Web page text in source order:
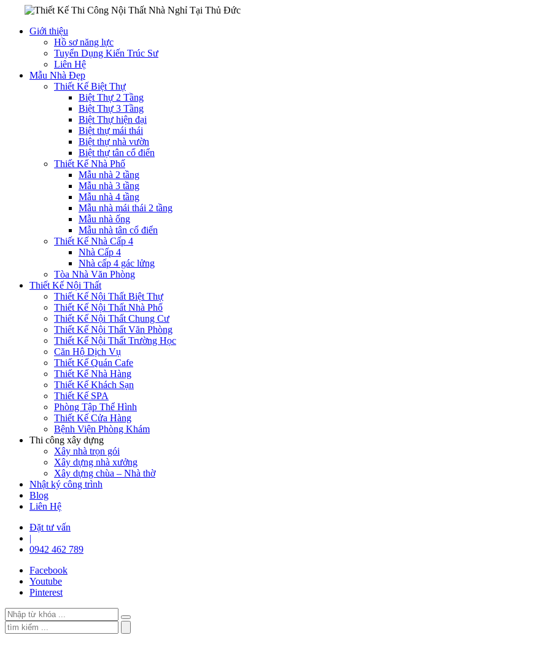
Giới thiệu
Hồ sơ năng lực
Tuyển Dụng Kiến Trúc Sư
Liên Hệ
Mẫu Nhà Đẹp
Thiết Kế Biệt Thự
Biệt Thự 2 Tầng
Biệt Thự 3 Tầng
Biệt Thự hiện đại
Biệt thự mái thái
Biệt thự nhà vườn
Biệt thự tân cổ điển
Thiết Kế Nhà Phố
Mẫu nhà 2 tầng
Mẫu nhà 3 tầng
Mẫu nhà 4 tầng
Mẫu nhà mái thái 2 tầng
Mẫu nhà ống
Mẫu nhà tân cổ điển
Thiết Kế Nhà Cấp 4
Nhà Cấp 4
Nhà cấp 4 gác lửng
Tòa Nhà Văn Phòng
Thiết Kế Nội Thất
Thiết Kế Nội Thất Biệt Thự
Thiết Kế Nội Thất Nhà Phố
Thiết Kế Nội Thất Chung Cư
Thiết Kế Nội Thất Văn Phòng
Thiết Kế Nội Thất Trường Học
Căn Hộ Dịch Vụ
Thiết Kế Quán Cafe
Thiết Kế Nhà Hàng
Thiết Kế Khách Sạn
Thiết Kế SPA
Phòng Tập Thể Hình
Thiết Kế Cửa Hàng
Bệnh Viện Phòng Khám
Thi công xây dựng
Xây nhà trọn gói
Xây dựng nhà xưởng
Xây dựng chùa – Nhà thờ
Nhật ký công trình
Blog
Liên Hệ
Đặt tư vấn
|
0942 462 789
Facebook
Youtube
Pinterest